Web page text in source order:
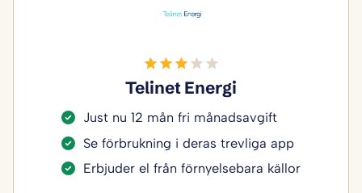
Telinet Energi
Just nu 12 mån fri månadsavgift
Se förbrukning i deras trevliga app
Erbjuder el från förnyelsebara källor